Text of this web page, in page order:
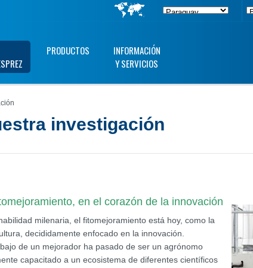
PRODUCTOS
INFORMACIÓN
Y SERVICIOS
investigación
en el corazón de la innovación
milenaria, el fitomejoramiento está hoy, como la
decididamente enfocado en la innovación.
de un mejorador ha pasado de ser un agrónomo
capacitado a un ecosistema de diferentes científicos